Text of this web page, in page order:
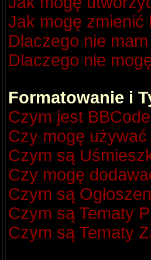
Jak mogę zmienić
Dlaczego nie
Dlaczego nie
Formatowanie i
Czym jest
Czy mogę używać
Czym są
Czy mogę
Czym są
Czym są Tematy
Czym są Tematy